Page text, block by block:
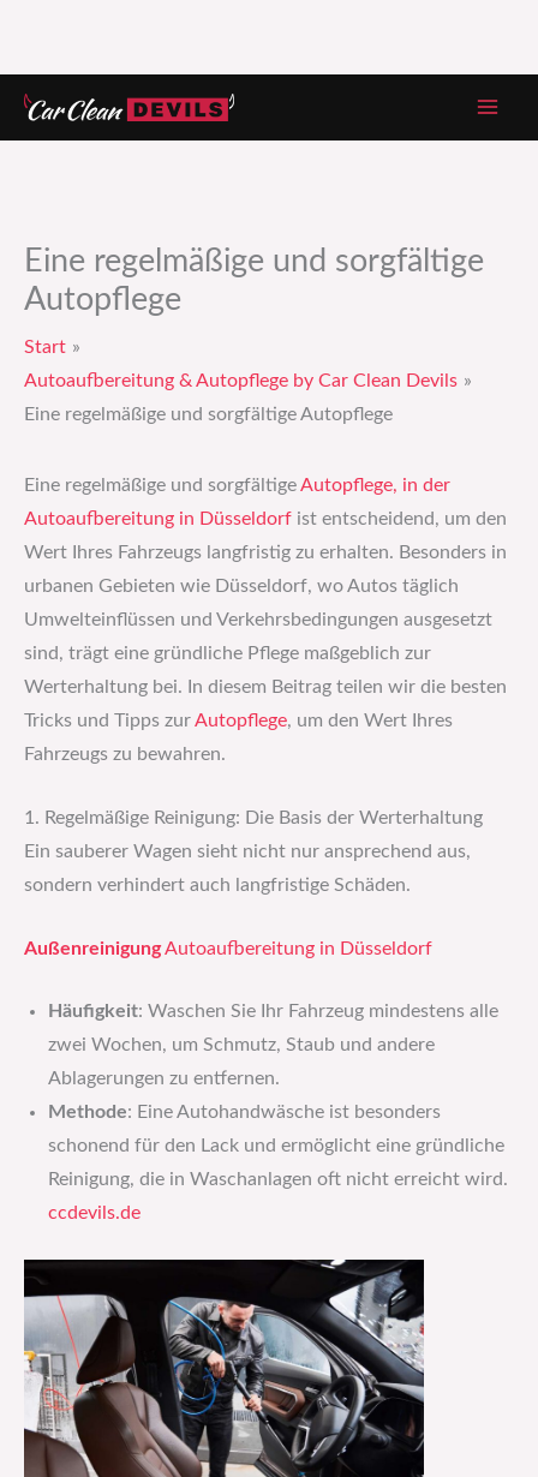
Zum
Inhalt
Eine regelmäßige und sorgfältige
Autopflege
Start
Autoaufbereitung & Autopflege by Car Clean Devils
Eine regelmäßige und sorgfältige Autopflege
Eine regelmäßige und sorgfältige Autopflege, in der
Autoaufbereitung in Düsseldorf ist entscheidend, um den
Wert Ihres Fahrzeugs langfristig zu erhalten. Besonders in
urbanen Gebieten wie Düsseldorf, wo Autos täglich
Umwelteinflüssen und Verkehrsbedingungen ausgesetzt
sind, trägt eine gründliche Pflege maßgeblich zur
Werterhaltung bei. In diesem Beitrag teilen wir die besten
Tricks und Tipps zur Autopflege, um den Wert Ihres
Fahrzeugs zu bewahren.
1. Regelmäßige Reinigung: Die Basis der Werterhaltung
Ein sauberer Wagen sieht nicht nur ansprechend aus,
sondern verhindert auch langfristige Schäden.
Außenreinigung Autoaufbereitung in Düsseldorf
Häufigkeit: Waschen Sie Ihr Fahrzeug mindestens alle
zwei Wochen, um Schmutz, Staub und andere
Ablagerungen zu entfernen.
Methode: Eine Autohandwäsche ist besonders
schonend für den Lack und ermöglicht eine gründliche
Reinigung, die in Waschanlagen oft nicht erreicht wird.
ccdevils.de